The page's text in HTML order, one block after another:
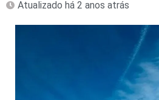
Atualizado há 2 anos atrás